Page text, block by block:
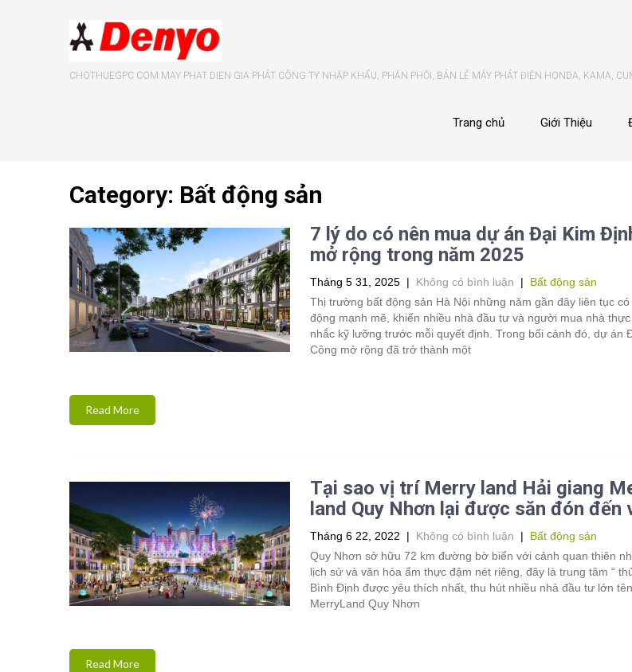
CHOTHUEGPC COM MAY PHAT DIEN GIA PHÁT CÔNG TY NHẬP KHẨU, PHÂN PHỐI, BÁN LẺ MÁY PHÁT ĐIỆN HONDA, KAMA,
Trang chủ Giới Thiệu
Category: Bất động sản
7 lý do có nên mua dự án Đại Kim
mở rộng trong năm 2025
Tháng 5 31, 2025 | Không có bình luận | Bất động sản
Thị trường bất động sản Hà Nội những năm gần đây liên tục
động mạnh mẽ, khiến nhiều nhà đầu tư và người mua nhà
nhắc kỹ lưỡng trước mỗi quyết định. Trong bối cảnh đó, dự án
Công mở rộng đã trở thành một
Read More
Tại sao vị trí Merry land Hải giang
land Quy Nhơn lại được săn đón đến
Tháng 6 22, 2022 | Không có bình luận | Bất động sản
Quy Nhơn sở hữu 72 km đường bờ biển với cảnh quan thiên
lịch sử và văn hóa ẩm thực đậm nét riêng, đây là trung tâm “
Bình Định được yêu thích nhất, thu hút nhiều nhà đầu tư lớn
MerryLand Quy Nhơn
Read More